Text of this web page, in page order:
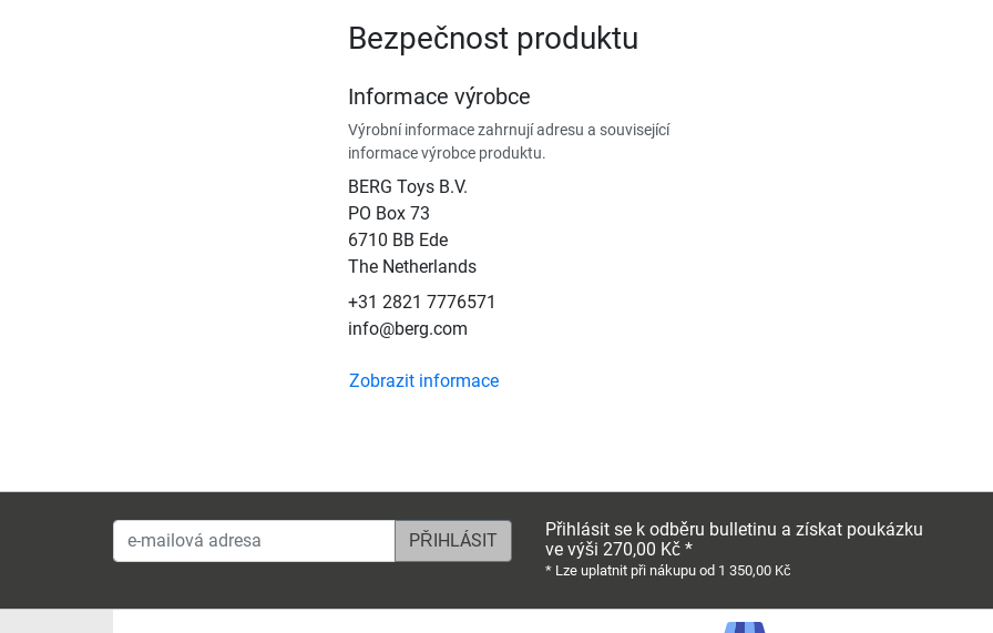
Bezpečnost produktu
Informace výrobce
Výrobní informace zahrnují adresu a související
informace výrobce produktu.
BERG Toys B.V.
​PO Box 73
6710 BB Ede
The Netherlands
+31 2821 7776571
info@berg.com
Zobrazit informace
e-mailová adresa
Přihlásit se k odběru bulletinu a získat poukázku
ve výši 270,00 Kč *
* Lze uplatnit při nákupu od 1 350,00 Kč